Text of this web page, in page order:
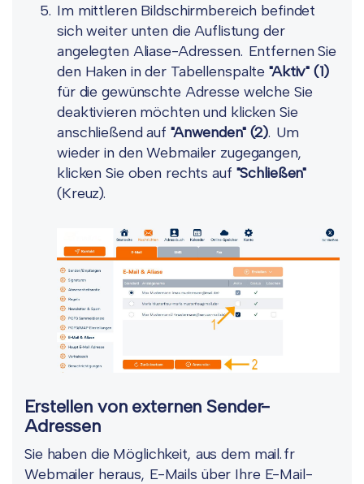
Im mittleren Bildschirmbereich befindet
sich weiter unten die Auflistung der
angelegten Aliase-Adressen. Entfernen Sie
den Haken in der Tabellenspalte "Aktiv" (1)
für die gewünschte Adresse welche Sie
deaktivieren möchten und klicken Sie
anschließend auf "Anwenden" (2). Um
wieder in den Webmailer zugegangen,
klicken Sie oben rechts auf "Schließen"
(Kreuz).
Erstellen von externen Sender-
Adressen
Sie haben die Möglichkeit, aus dem mail.fr
Webmailer heraus, E-Mails über Ihre E-Mail-